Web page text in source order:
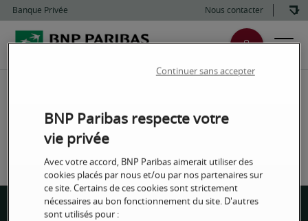
Banque Privée Nous contacter
BNP Paribas respecte votre
vie privée
Avec votre accord, BNP Paribas aimerait utiliser des
cookies placés par nous et/ou par nos partenaires sur
ce site. Certains de ces cookies sont strictement
nécessaires au bon fonctionnement du site. D'autres
sont utilisés pour :
Continuer sans accepter